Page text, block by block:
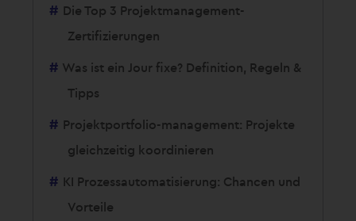
Die Top 3 Projektmanagement-
Zertifizierungen
Was ist ein Jour fixe? Definition, Regeln &
Tipps
Projektportfolio-management: Projekte
gleichzeitig koordinieren
KI Prozessautomatisierung: Chancen und
Vorteile